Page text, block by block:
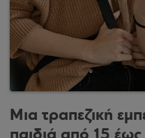
Μια τραπεζική